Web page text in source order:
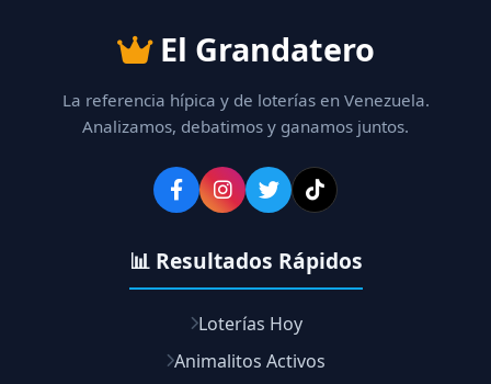
El Grandatero
La referencia hípica y de loterías en Venezuela.
Analizamos, debatimos y ganamos juntos.
📊 Resultados Rápidos
Loterías Hoy
Animalitos Activos